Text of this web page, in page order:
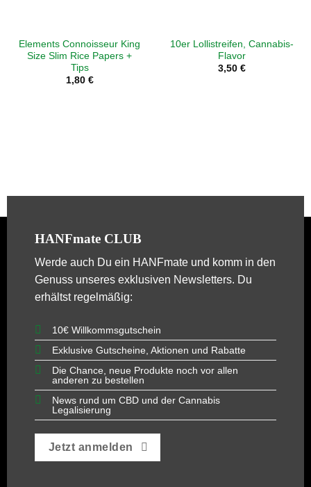
Elements Connoisseur King
Size Slim Rice Papers +
Tips
1,80 €
10er Lollistreifen, Cannabis-
Flavor
3,50 €
HANFmate CLUB
Werde auch Du ein HANFmateund komm in den
Genuss unseres exklusiven Newsletters. Du
erhältst regelmäßig:
10€ Willkommsgutschein
Exklusive Gutscheine, Aktionen und Rabatte
Die Chance, neue Produkte noch vor allen
anderen zu bestellen
News rund um CBD und der Cannabis
Legalisierung
Jetzt anmelden